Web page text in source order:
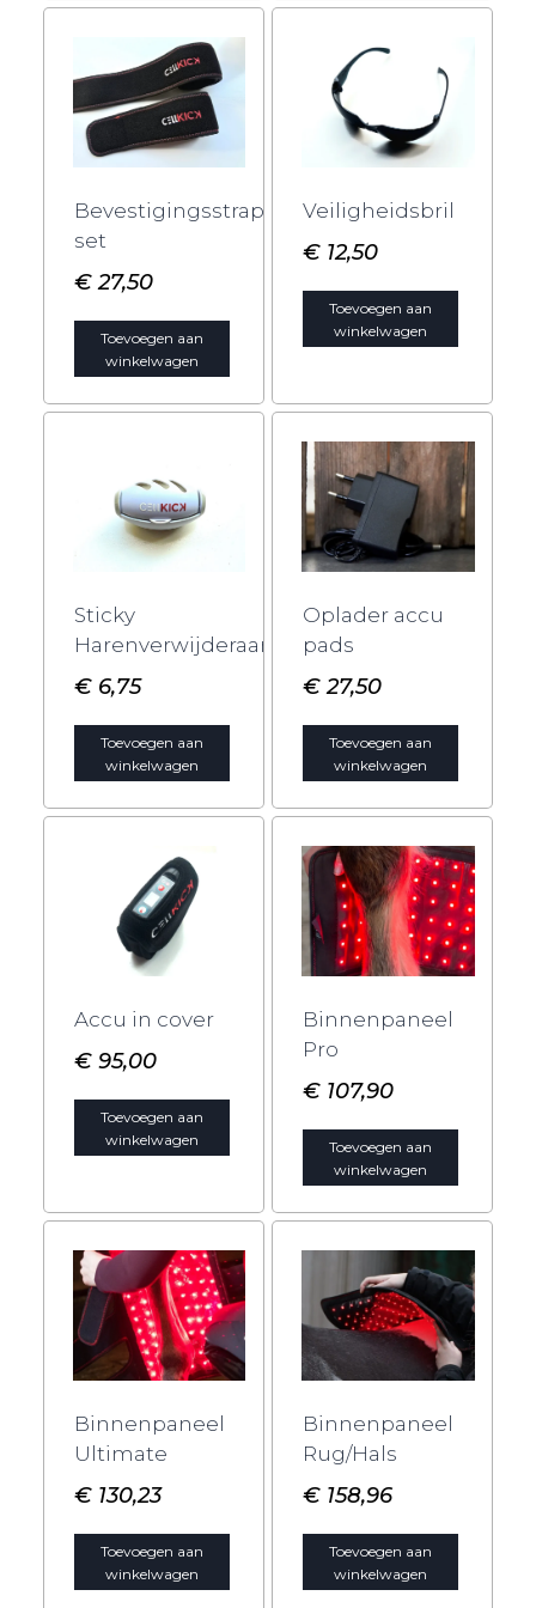
Bevestigingsstrap
set
€27,50
Toevoegen aan
winkelwagen
Veiligheidsbril
€ 12,50
Toevoegen aan
winkelwagen
Sticky
Harenverwijderaar
€6,75
Toevoegen aan
winkelwagen
Oplader accu
pads
€27,50
Toevoegen aan
winkelwagen
Accu in cover
€95,00
Toevoegen aan
winkelwagen
Binnenpaneel
Pro
€ 107,90
Toevoegen aan
winkelwagen
Binnenpaneel
Ultimate
€130,23
Toevoegen aan
winkelwagen
Binnenpaneel
Rug/Hals
€ 158,96
Toevoegen aan
winkelwagen